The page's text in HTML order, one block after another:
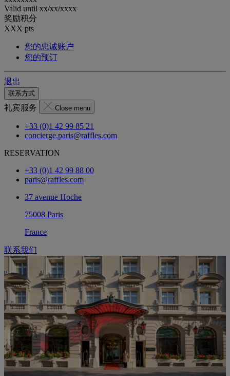
Valid until xx/xx/xxxx
奖励积分
XXX pts
您的忠诚账户
您的预订
退出
联系方式
礼宾服务 Close menu
+33 (0)1 42 99 85 21
concierge.paris@raffles.com
RESERVATION
+33 (0)1 42 99 88 00
paris@raffles.com
37 avenue Hoche
75008 Paris
France
联系我们